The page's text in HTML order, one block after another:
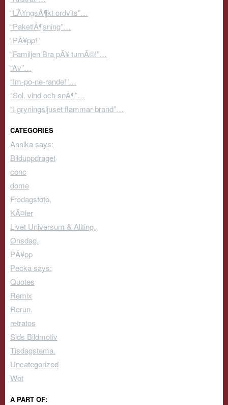
“LÃ¥ngsÃ¶kt ordvits”…
“PaketlÃ¶sning”…
“PÃ¥pp!”
“Familjen Bra pÃ¥ turnÃ©!”…
“Av”…
“Im-po-ne-rande!”…
“Sol, vind och snÃ¶”…
“I gryningsljuset flammar brand”…
CATEGORIES
Annika says:
Bilduppdraget
cbnc
dome
Fredagsfoto.
KÃ¤fer
Livet Universum & Allting.
Onsdag.
PÃ¥pp
Pecka says:
Quotes
Remix
Rerun.
retratos
Sids Bildmotiv
Tisdagstema.
Uncategorized
Wot
A PART OF: